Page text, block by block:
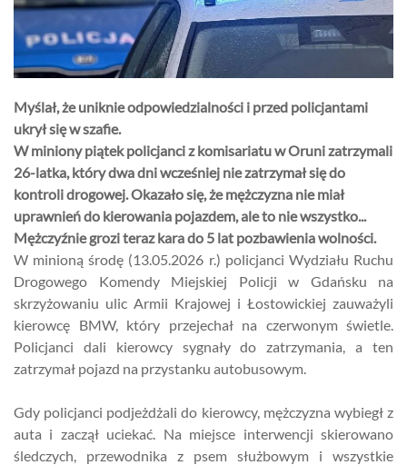
Myślał, że uniknie odpowiedzialności i przed policjantami
ukrył się w szafie.
W miniony piątek policjanci z komisariatu w Oruni zatrzymali
26-latka, który dwa dni wcześniej nie zatrzymał się do
kontroli drogowej. Okazało się, że mężczyzna nie miał
uprawnień do kierowania pojazdem, ale to nie wszystko...
Mężczyźnie grozi teraz kara do 5 lat pozbawienia wolności.
W minioną środę (13.05.2026 r.) policjanci Wydziału Ruchu
Drogowego Komendy Miejskiej Policji w Gdańsku na
skrzyżowaniu ulic Armii Krajowej i Łostowickiej zauważyli
kierowcę BMW, który przejechał na czerwonym świetle.
Policjanci dali kierowcy sygnały do zatrzymania, a ten
zatrzymał pojazd na przystanku autobusowym.
Gdy policjanci podjeżdżali do kierowcy, mężczyzna wybiegł z
auta i zaczął uciekać. Na miejsce interwencji skierowano
śledczych, przewodnika z psem służbowym i wszystkie